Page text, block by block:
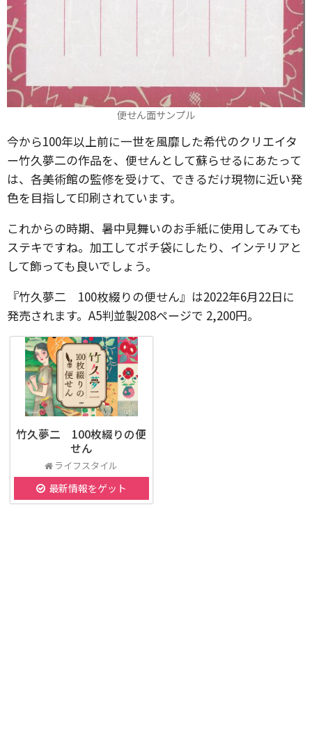
便せん面サンプル
今から100年以上前に一世を風靡した希代のクリエイタ
ー竹久夢二の作品を、便せんとして蘇らせるにあたって
は、各美術館の監修を受けて、できるだけ現物に近い発
色を目指して印刷されています。
これからの時期、暑中見舞いのお手紙に使用してみても
ステキですね。加工してポチ袋にしたり、インテリアと
して飾っても良いでしょう。
『竹久夢二 100枚綴りの便せん』は2022年6月22日に
発売されます。A5判並製208ページで 2,200円。
竹久夢二 100枚綴りの便
せん
ライフスタイル
最新情報をゲット